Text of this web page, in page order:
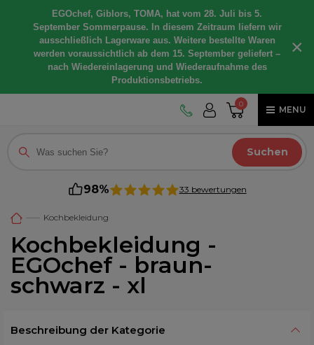
EGOchef, Giblors, TOMA, hat vom 28. Juli bis 5.
September Sommerpause. In diesem Zeitraum liefern wir
ausschließlich Lagerware aus. Weitere bestellte Waren
werden voraussichtlich ab dem 15. September geliefert –
nach Wiedereinlagerung und Wiederaufnahme des
Produktionsbetriebs.
×
0
MENU
Suchen
98% 33 bewertungen
Kochbekleidung
Kochbekleidung -
EGOchef - braun-
schwarz - xl
Beschreibung der Kategorie